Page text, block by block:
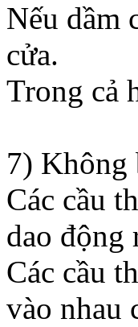
Nếu dầm
cửa.
Trong cả
7) Không
Các cầu
dao động
Các cầu
vào nhau